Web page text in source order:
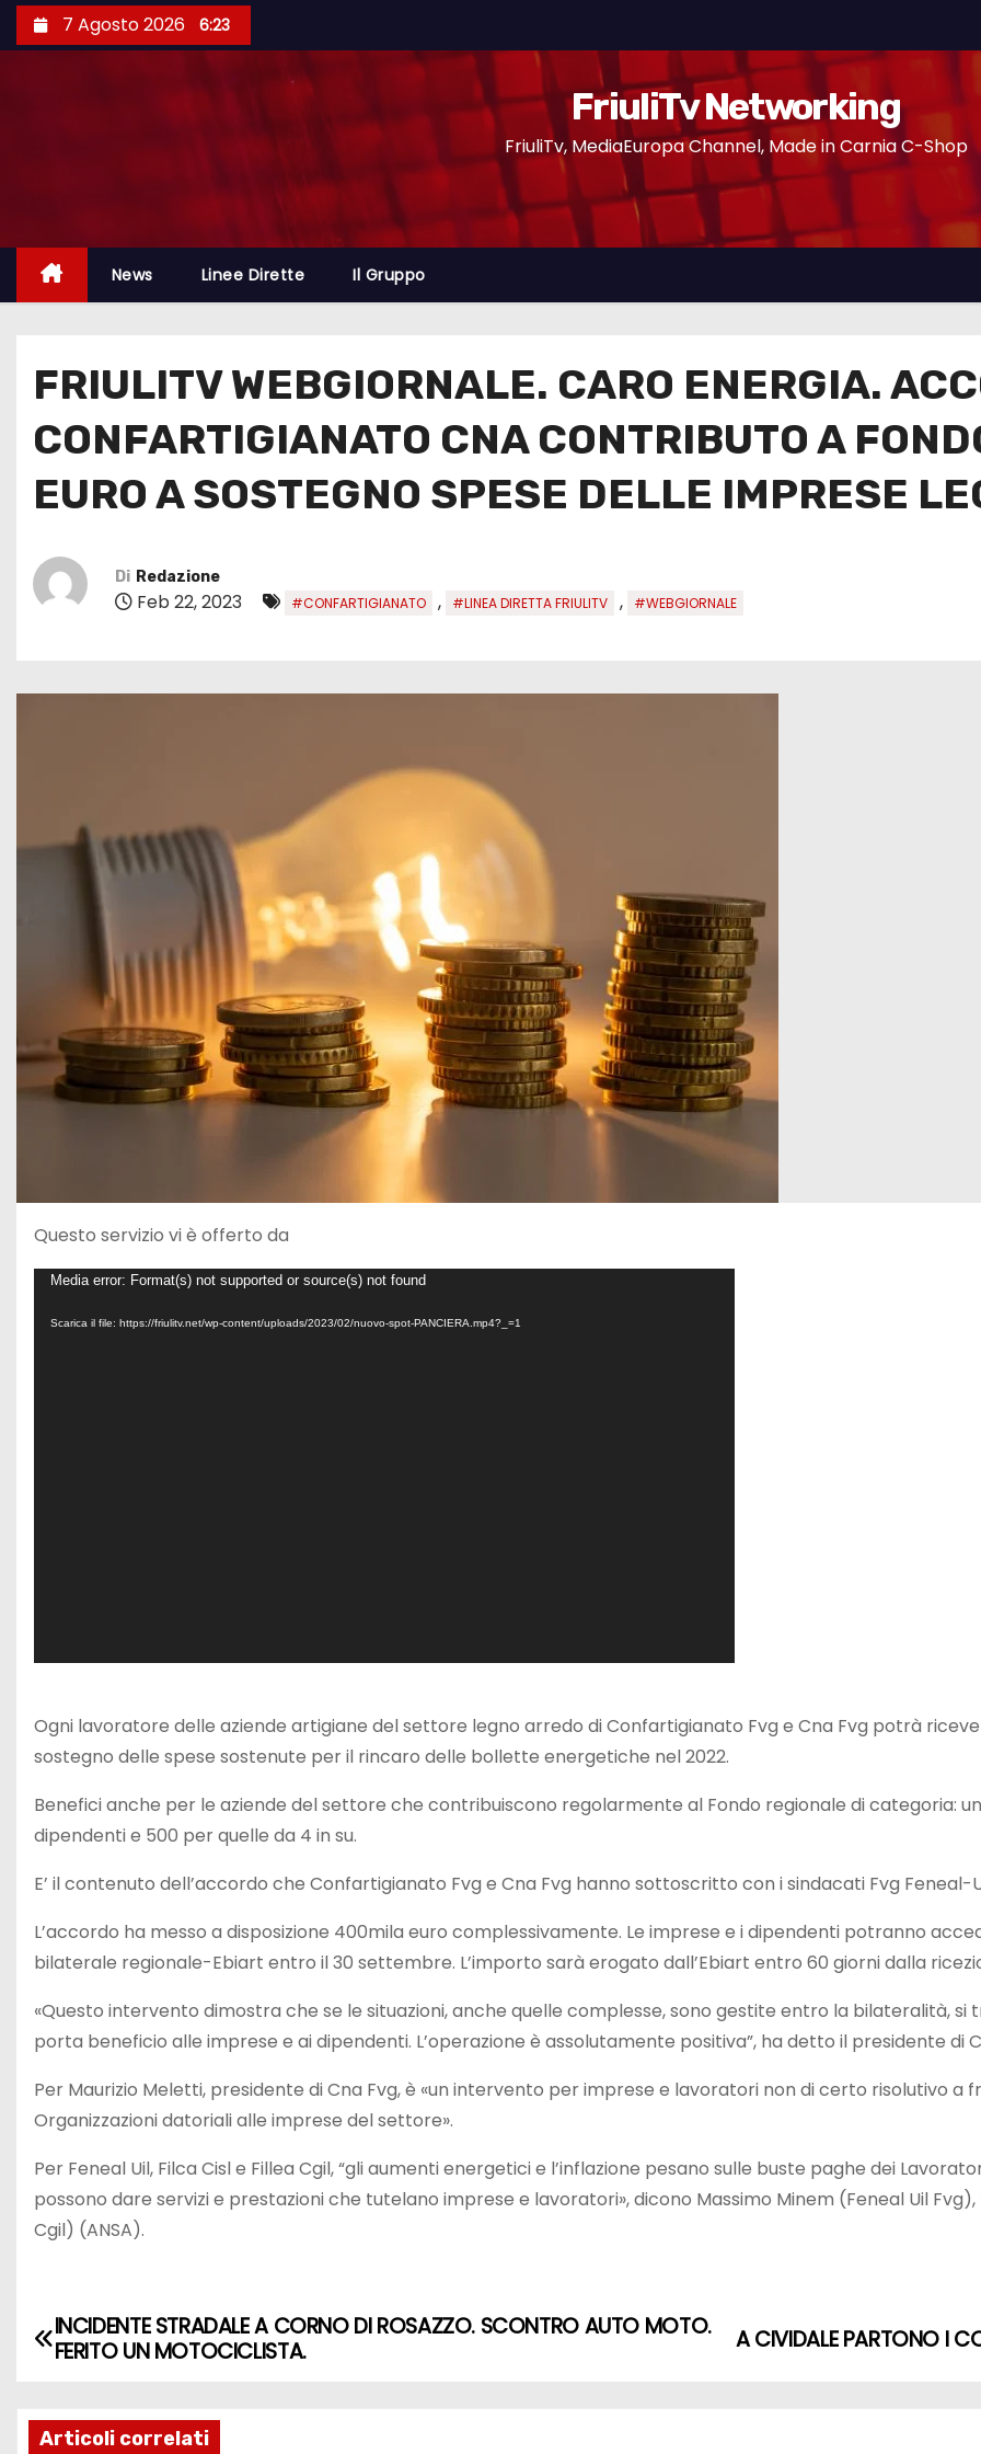
7 Agosto 2026 6:23
FriuliTv Networking
FriuliTv, MediaEuropa Channel, Made in Carnia C-Shop
News Linee Dirette Il Gruppo
FRIULITV WEBGIORNALE. CARO ENERGIA.
CONFARTIGIANATO CNA CONTRIBUTO A
EURO A SOSTEGNO SPESE DELLE IMPRESE
Di Redazione
Feb 22, 2023 #CONFARTIGIANATO , #LINEA DIRETTA FRIULITV , #WEBGIORNALE
Questo servizio vi è offerto da
Media error: Format(s) not supported or source(s) not found
Scarica il file: https://friulitv.net/wp-content/uploads/2023/02/nuovo-spot-PANCIERA.mp4?_=1
Ogni lavoratore delle aziende artigiane del settore legno arredo di Confartigianato Fvg e Cna Fvg potrà
sostegno delle spese sostenute per il rincaro delle bollette energetiche nel 2022.
Benefici anche per le aziende del settore che contribuiscono regolarmente al Fondo regionale di categoria:
dipendenti e 500 per quelle da 4 in su.
E’ il contenuto dell’accordo che Confartigianato Fvg e Cna Fvg hanno sottoscritto con i sindacati Fvg Feneal-
L’accordo ha messo a disposizione 400mila euro complessivamente. Le imprese e i dipendenti potranno
bilaterale regionale-Ebiart entro il 30 settembre. L’importo sarà erogato dall’Ebiart entro 60 giorni dalla
«Questo intervento dimostra che se le situazioni, anche quelle complesse, sono gestite entro la bilateralità, si
porta beneficio alle imprese e ai dipendenti. L’operazione è assolutamente positiva”, ha detto il presidente di
Per Maurizio Meletti, presidente di Cna Fvg, è «un intervento per imprese e lavoratori non di certo risolutivo a
Organizzazioni datoriali alle imprese del settore».
Per Feneal Uil, Filca Cisl e Fillea Cgil, “gli aumenti energetici e l’inflazione pesano sulle buste paghe dei
possono dare servizi e prestazioni che tutelano imprese e lavoratori», dicono Massimo Minem (Feneal Uil
Cgil) (ANSA).
A CIVIDALE PARTONO I
INCIDENTE STRADALE A CORNO DI ROSAZZO. SCONTRO AUTO MOTO.
FERITO UN MOTOCICLISTA.
Articoli correlati